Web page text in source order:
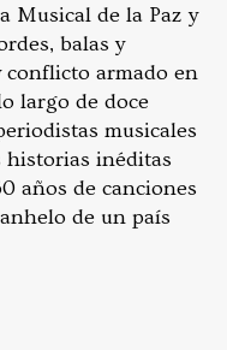
Musical de la Paz y
balas y
conflicto armado en
largo de doce
musicales
inéditas
años de canciones
de un país